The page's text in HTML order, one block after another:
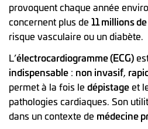
provoquent chaque année
concernent plus de 11 millions
risque vasculaire ou un diabète.
L’électrocardiogramme (ECG)
indispensable : non invasif,
permet à la fois le dépistageet
pathologies cardiaques. Son
dans un contexte de médecine